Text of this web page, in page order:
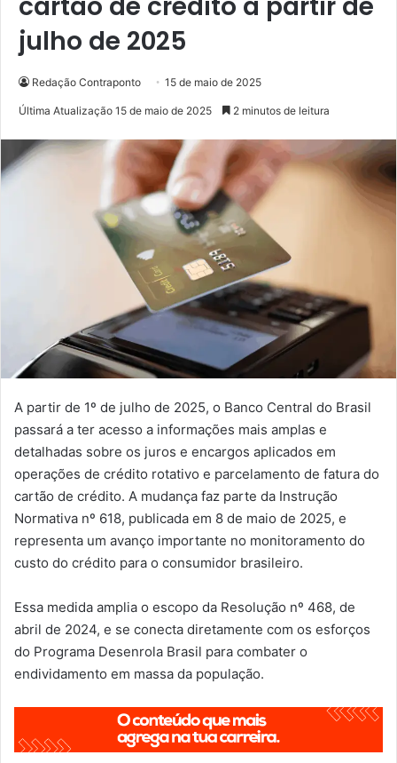
cartão de crédito a partir de
julho de 2025
Redação Contraponto 15 de maio de 2025
Última Atualização 15 de maio de 2025 2 minutos de leitura
A partir de 1º de julho de 2025, o Banco Central do Brasil
passará a ter acesso a informações mais amplas e
detalhadas sobre os juros e encargos aplicados em
operações de crédito rotativo e parcelamento de fatura do
cartão de crédito. A mudança faz parte da Instrução
Normativa nº 618, publicada em 8 de maio de 2025, e
representa um avanço importante no monitoramento do
custo do crédito para o consumidor brasileiro.
Essa medida amplia o escopo da Resolução nº 468, de
abril de 2024, e se conecta diretamente com os esforços
do Programa Desenrola Brasil para combater o
endividamento em massa da população.